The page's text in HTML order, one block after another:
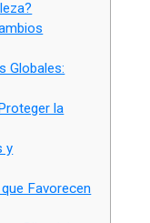
Globales:
la
y
Favorecen